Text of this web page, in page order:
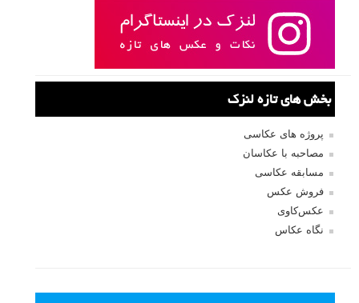
بخش های تازه لنزک
پروژه های عکاسی
مصاحبه با عکاسان
مسابقه عکاسی
فروش عکس
عکس‌کاوی
نگاه عکاس